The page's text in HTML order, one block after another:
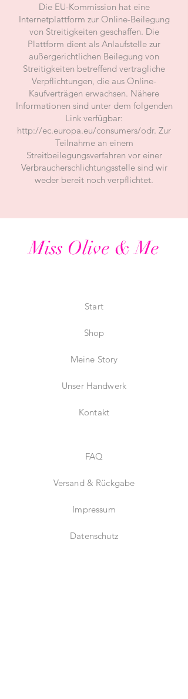
Die EU-Kommission hat eine
Internetplattform zur Online-Beilegung
von Streitigkeiten geschaffen. Die
Plattform dient als Anlaufstelle zur
außergerichtlichen Beilegung von
Streitigkeiten betreffend vertragliche
Verpflichtungen, die aus Online-
Kaufverträgen erwachsen. Nähere
Informationen sind unter dem folgenden
Link verfügbar:
http://ec.europa.eu/consumers/odr. Zur
Teilnahme an einem
Streitbeilegungsverfahren vor einer
Verbraucherschlichtungsstelle sind wir
weder bereit noch verpflichtet.
Miss Olive & Me
Start
Shop
Meine Story
Unser Handwerk
Kontakt
FAQ
Versand & Rückgabe
Impressum
Datenschutz